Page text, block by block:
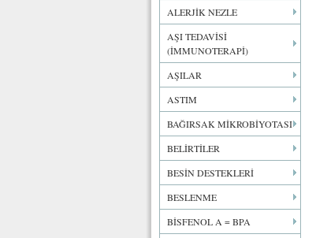
ALERJİK NEZLE
AŞI TEDAVİSİ
(İMMUNOTERAPİ)
AŞILAR
ASTIM
BAĞIRSAK MİKROBİYOTASI
BELİRTİLER
BESİN DESTEKLERİ
BESLENME
BİSFENOL A = BPA